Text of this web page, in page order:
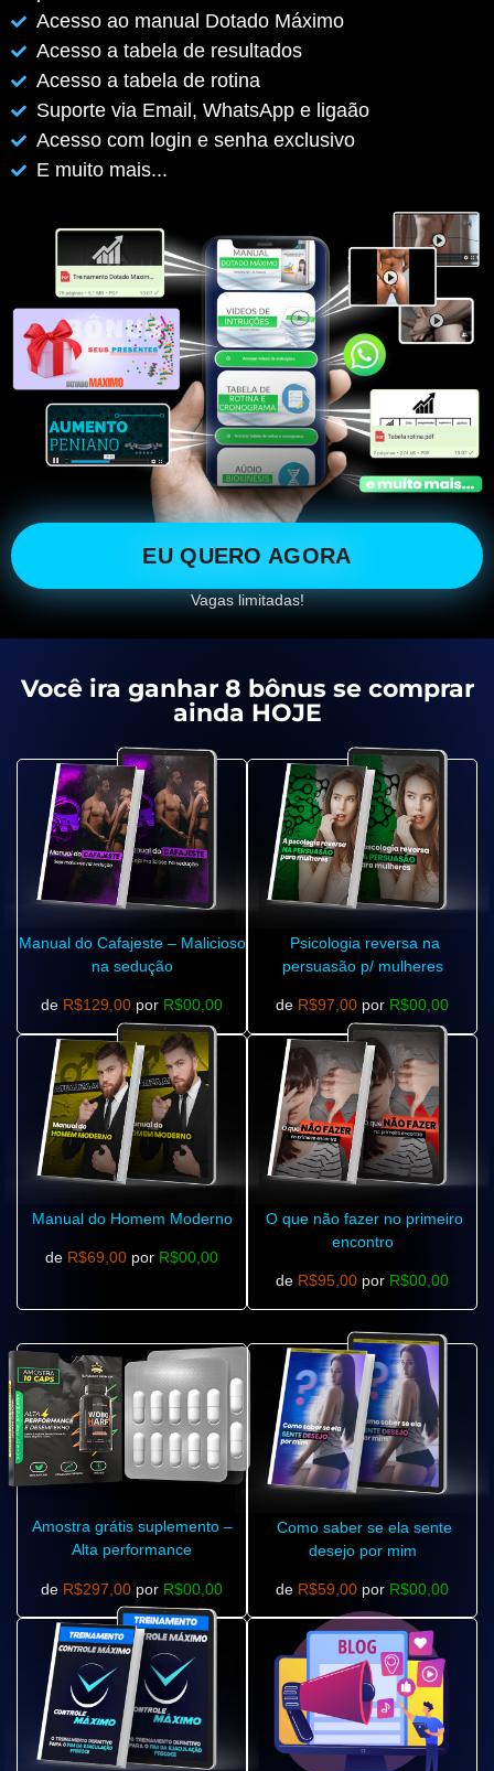
Acesso ao manual Dotado Máximo
Acesso a tabela de resultados
Acesso a tabela de rotina
Suporte via Email, WhatsApp e ligaão
Acesso com login e senha exclusivo
E muito mais...
EU QUERO AGORA
Vagas limitadas!
Você ira ganhar 8 bônus se comprar
ainda HOJE
Manual do Cafajeste – Malicioso
na sedução
de R$129,00 por R$00,00
Psicologia reversa na
persuasão p/ mulheres
de R$97,00 por R$00,00
Manual do Homem Moderno
de R$69,00 por R$00,00
O que não fazer no primeiro
encontro
de R$95,00 por R$00,00
Amostra grátis suplemento –
Alta performance
de R$297,00 por R$00,00
Como saber se ela sente
desejo por mim
de R$59,00 por R$00,00